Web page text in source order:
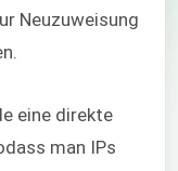
Neuzuweisung
eine direkte
man IPs